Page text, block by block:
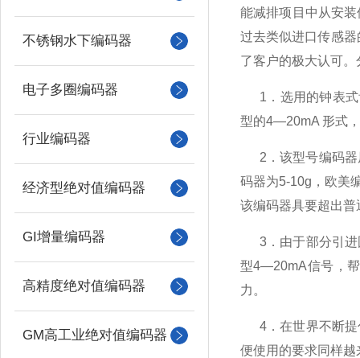
不锈钢水下编码器
电子多圈编码器
行业编码器
经济型绝对值编码器
GI增量编码器
高精度绝对值编码器
GM高工业绝对值编码器
能减排项目中从安
过去类似进口传感
了客户的极大认可
1 ．选用的钟表
型的4—20mA 形式
2 ．该型号编码
码器为5-10g ，欧美
该编码器具要超出
3 ．由于部分引
型4—20mA信号，
力。
4 ．在世界不断
便使用的要求同样